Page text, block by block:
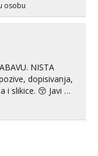
osobu
NISTA
😚 Javi mi
723 0045